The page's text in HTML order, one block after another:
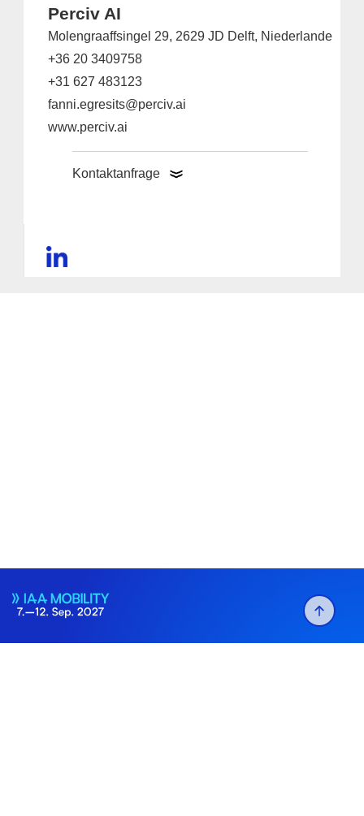
Perciv AI
Molengraaffsingel 29, 2629 JD Delft, Niederlande
+36 20 3409758
+31 627 483123
fanni.egresits@perciv.ai
www.perciv.ai
Kontaktanfrage